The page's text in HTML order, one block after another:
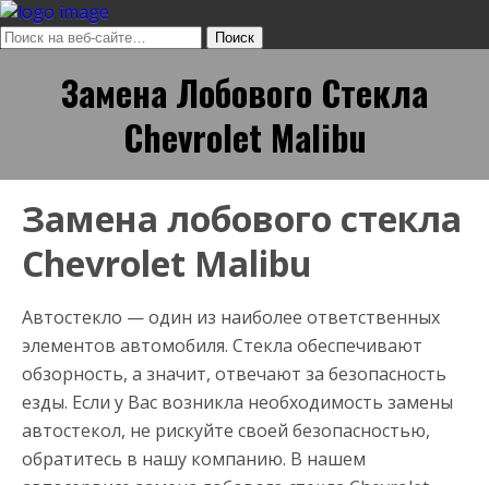
Замена Лобового Стекла
Chevrolet Malibu
Замена лобового стекла
Chevrolet Malibu
Автостекло — один из наиболее ответственных
элементов автомобиля. Стекла обеспечивают
обзорность, а значит, отвечают за безопасность
езды. Если у Вас возникла необходимость замены
автостекол, не рискуйте своей безопасностью,
обратитесь в нашу компанию. В нашем